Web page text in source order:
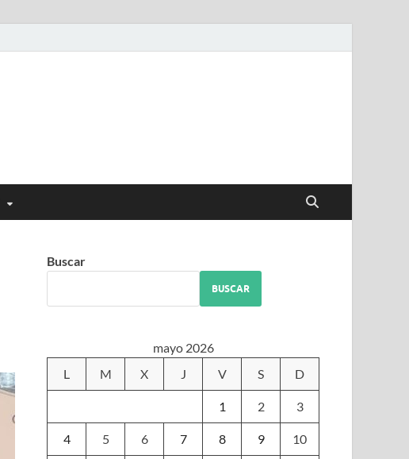
Buscar
BUSCAR
mayo 2026
L
M X J V S D
1 2 3
4 5 6 7 8 9 10